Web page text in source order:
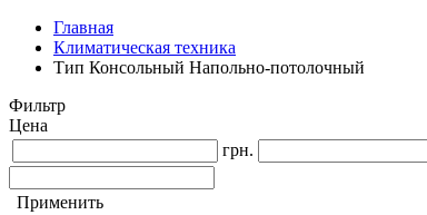
Главная
Климатическая техника
Тип Консольный Напольно-потолочный
Фильтр
Цена
грн.
Применить